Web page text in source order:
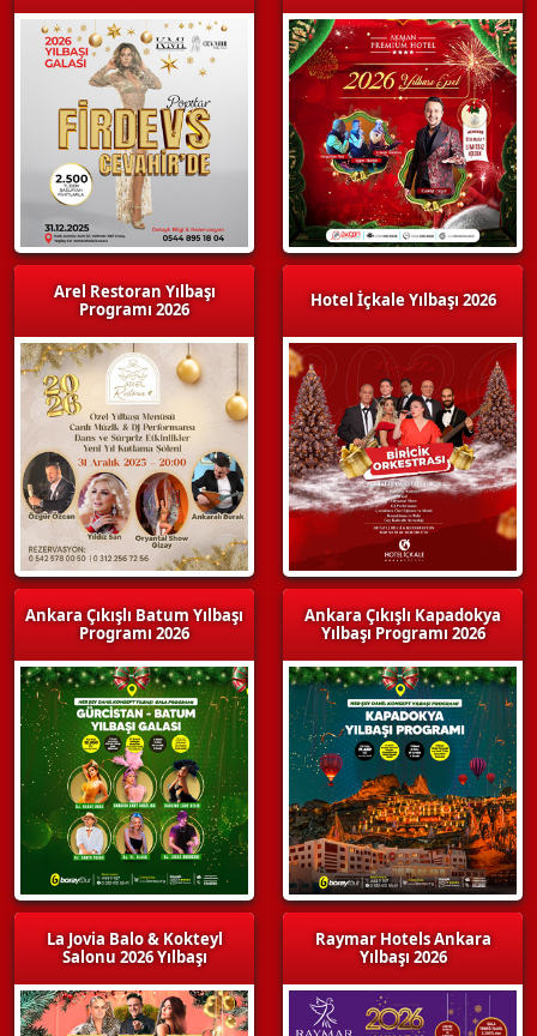
Arel Restoran Yılbaşı
Programı 2026
Ankara Çıkışlı Batum Yılbaşı
Programı 2026
La Jovia Balo & Kokteyl
Salonu 2026 Yılbaşı
Hotel İçkale Yılbaşı 2026
Ankara Çıkışlı Kapadokya
Yılbaşı Programı 2026
Raymar Hotels Ankara
Yılbaşı 2026